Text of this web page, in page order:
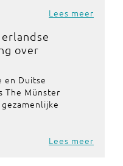
Lees meer
over
en Duitse
The Münster
Lees meer